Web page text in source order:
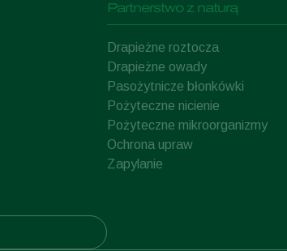
Partnerstwo z naturą
Drapieżne roztocza
Drapieżne owady
Pasożytnicze błonkówki
Pożyteczne nicienie
Pożyteczne mikroorganizmy
Ochrona upraw
Zapylanie